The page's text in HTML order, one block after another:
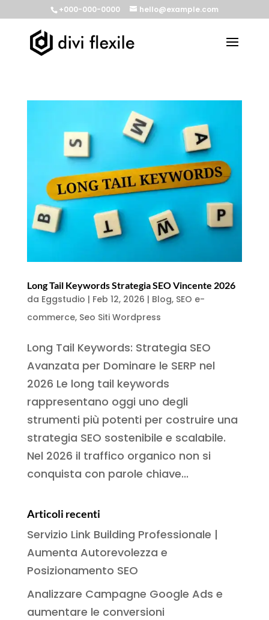
+000-000-0000 hello@example.com
Long Tail Keywords Strategia SEO Vincente 2026
da Eggstudio | Feb 12, 2026 | Blog, SEO e-
commerce, Seo Siti Wordpress
Long Tail Keywords: Strategia SEO
Avanzata per Dominare le SERP nel
2026 Le long tail keywords
rappresentano oggi uno degli
strumenti più potenti per costruire una
strategia SEO sostenibile e scalabile.
Nel 2026 il traffico organico non si
conquista con parole chiave...
Articoli recenti
Servizio Link Building Professionale |
Aumenta Autorevolezza e
Posizionamento SEO
Analizzare Campagne Google Ads e
aumentare le conversioni